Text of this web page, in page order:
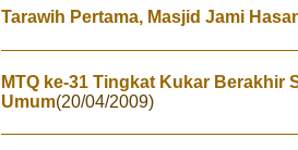
Tarawih Pertama, Masjid Jami
MTQ ke-31 Tingkat Kukar
Umum(20/04/2009)